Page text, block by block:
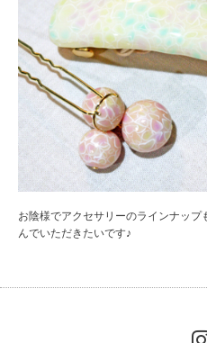
お陰様でアクセサリーのラインナッ
んでいただきたいです♪